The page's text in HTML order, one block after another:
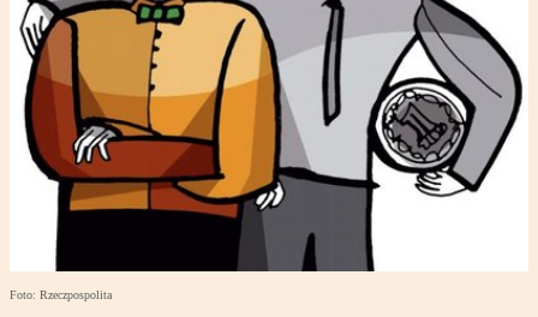
Foto: Rzeczpospolita